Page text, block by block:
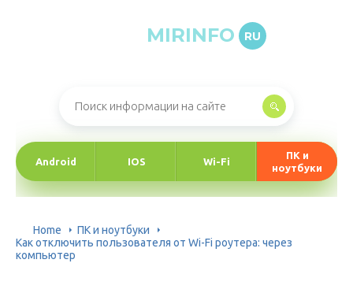
MIRINFO RU
Android IOS Wi-Fi
ПК и
ноутбуки
Home
ПК и ноутбуки
Как отключить пользователя от Wi-Fi роутера: через
компьютер